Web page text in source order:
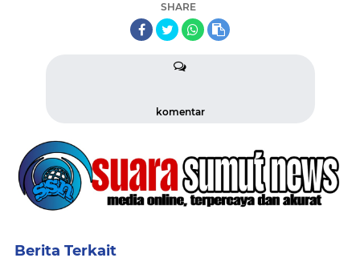
SHARE
komentar
Berita Terkait